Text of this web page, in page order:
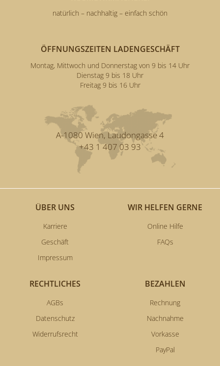
natürlich – nachhaltig – einfach schön
ÖFFNUNGSZEITEN LADENGESCHÄFT
Montag, Mittwoch und Donnerstag von 9 bis 14 Uhr
Dienstag 9 bis 18 Uhr
Freitag 9 bis 16 Uhr
A-1080 Wien, Laudongasse 4
+43 1 407 03 93
ÜBER UNS
Karriere
Geschäft
Impressum
WIR HELFEN GERNE
Online Hilfe
FAQs
RECHTLICHES
AGBs
Datenschutz
Widerrufsrecht
BEZAHLEN
Rechnung
Nachnahme
Vorkasse
PayPal